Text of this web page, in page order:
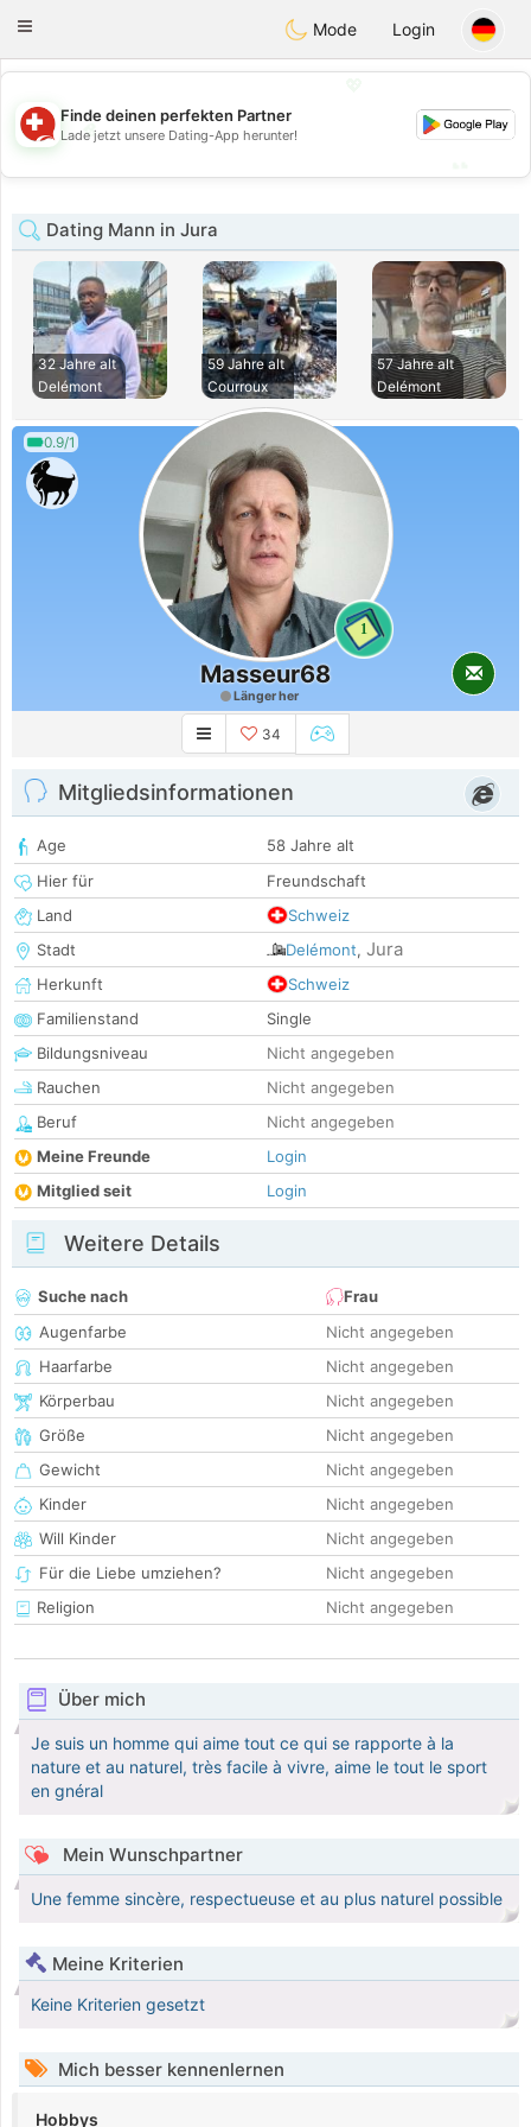
Suissi
Toggle
Mode Login
💖
💕
Finde deinen perfekten Partner
Lade jetzt unsere Dating-App herunter!
Dating Mann in Jura
32 Jahre alt
Delémont
59 Jahre alt
Courroux
57 Jahre alt
Delémont
0.9/1
1
Masseur68
Länger her
34
Mitgliedsinformationen
Age
58 Jahre alt
Hier für
Freundschaft
Land
Schweiz
Stadt
Delémont, Jura
Herkunft
Schweiz
Familienstand
Single
Bildungsniveau
Nicht angegeben
Rauchen
Nicht angegeben
Beruf
Nicht angegeben
Meine Freunde
Login
Mitglied seit
Login
Weitere Details
Suche nach
Frau
Augenfarbe
Nicht angegeben
Haarfarbe
Nicht angegeben
Körperbau
Nicht angegeben
Größe
Nicht angegeben
Gewicht
Nicht angegeben
Kinder
Nicht angegeben
Will Kinder
Nicht angegeben
Für die Liebe umziehen?
Nicht angegeben
Religion
Nicht angegeben
Über mich
Je suis un homme qui aime tout ce qui se rapporte à la
nature et au naturel, très facile à vivre, aime le tout le sport
en gnéral
Mein Wunschpartner
Une femme sincère, respectueuse et au plus naturel possible
Meine Kriterien
Keine Kriterien gesetzt
Mich besser kennenlernen
Hobbys